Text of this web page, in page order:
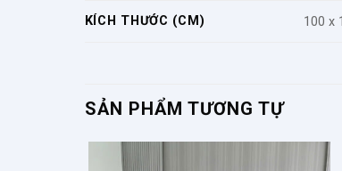
KÍCH THƯỚC (CM) 100 x
SẢN PHẨM TƯƠNG TỰ